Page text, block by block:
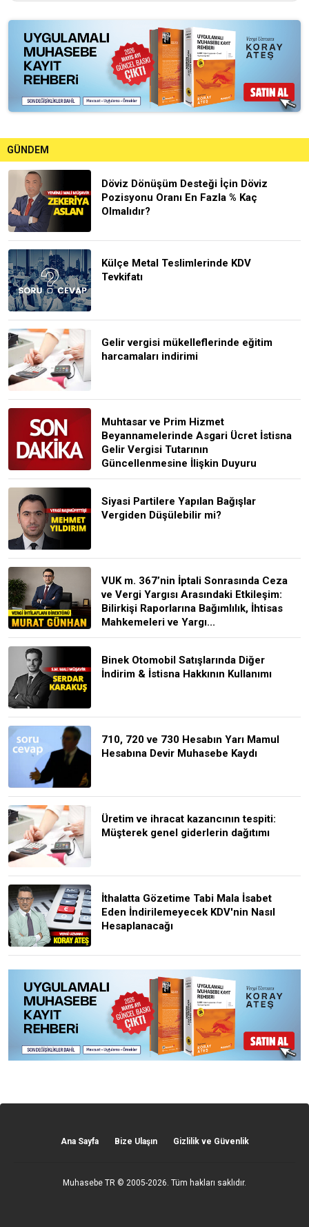
GÜNDEM
Döviz Dönüşüm Desteği İçin Döviz
Pozisyonu Oranı En Fazla % Kaç
Olmalıdır?
Külçe Metal Teslimlerinde KDV
Tevkifatı
Gelir vergisi mükelleflerinde eğitim
harcamaları indirimi
Muhtasar ve Prim Hizmet
Beyannamelerinde Asgari Ücret İstisna
Gelir Vergisi Tutarının
Güncellenmesine İlişkin Duyuru
Siyasi Partilere Yapılan Bağışlar
Vergiden Düşülebilir mi?
VUK m. 367’nin İptali Sonrasında Ceza
ve Vergi Yargısı Arasındaki Etkileşim:
Bilirkişi Raporlarına Bağımlılık, İhtisas
Mahkemeleri ve Yargı...
Binek Otomobil Satışlarında Diğer
İndirim & İstisna Hakkının Kullanımı
710, 720 ve 730 Hesabın Yarı Mamul
Hesabına Devir Muhasebe Kaydı
Üretim ve ihracat kazancının tespiti:
Müşterek genel giderlerin dağıtımı
İthalatta Gözetime Tabi Mala İsabet
Eden İndirilemeyecek KDV'nin Nasıl
Hesaplanacağı
Ana Sayfa Bize Ulaşın Gizlilik ve Güvenlik
Muhasebe TR © 2005-2026. Tüm hakları saklıdır.